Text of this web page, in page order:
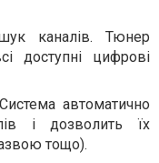
каналів. Тюнер
доступні цифрові
автоматично
і дозволить їх
тощо).